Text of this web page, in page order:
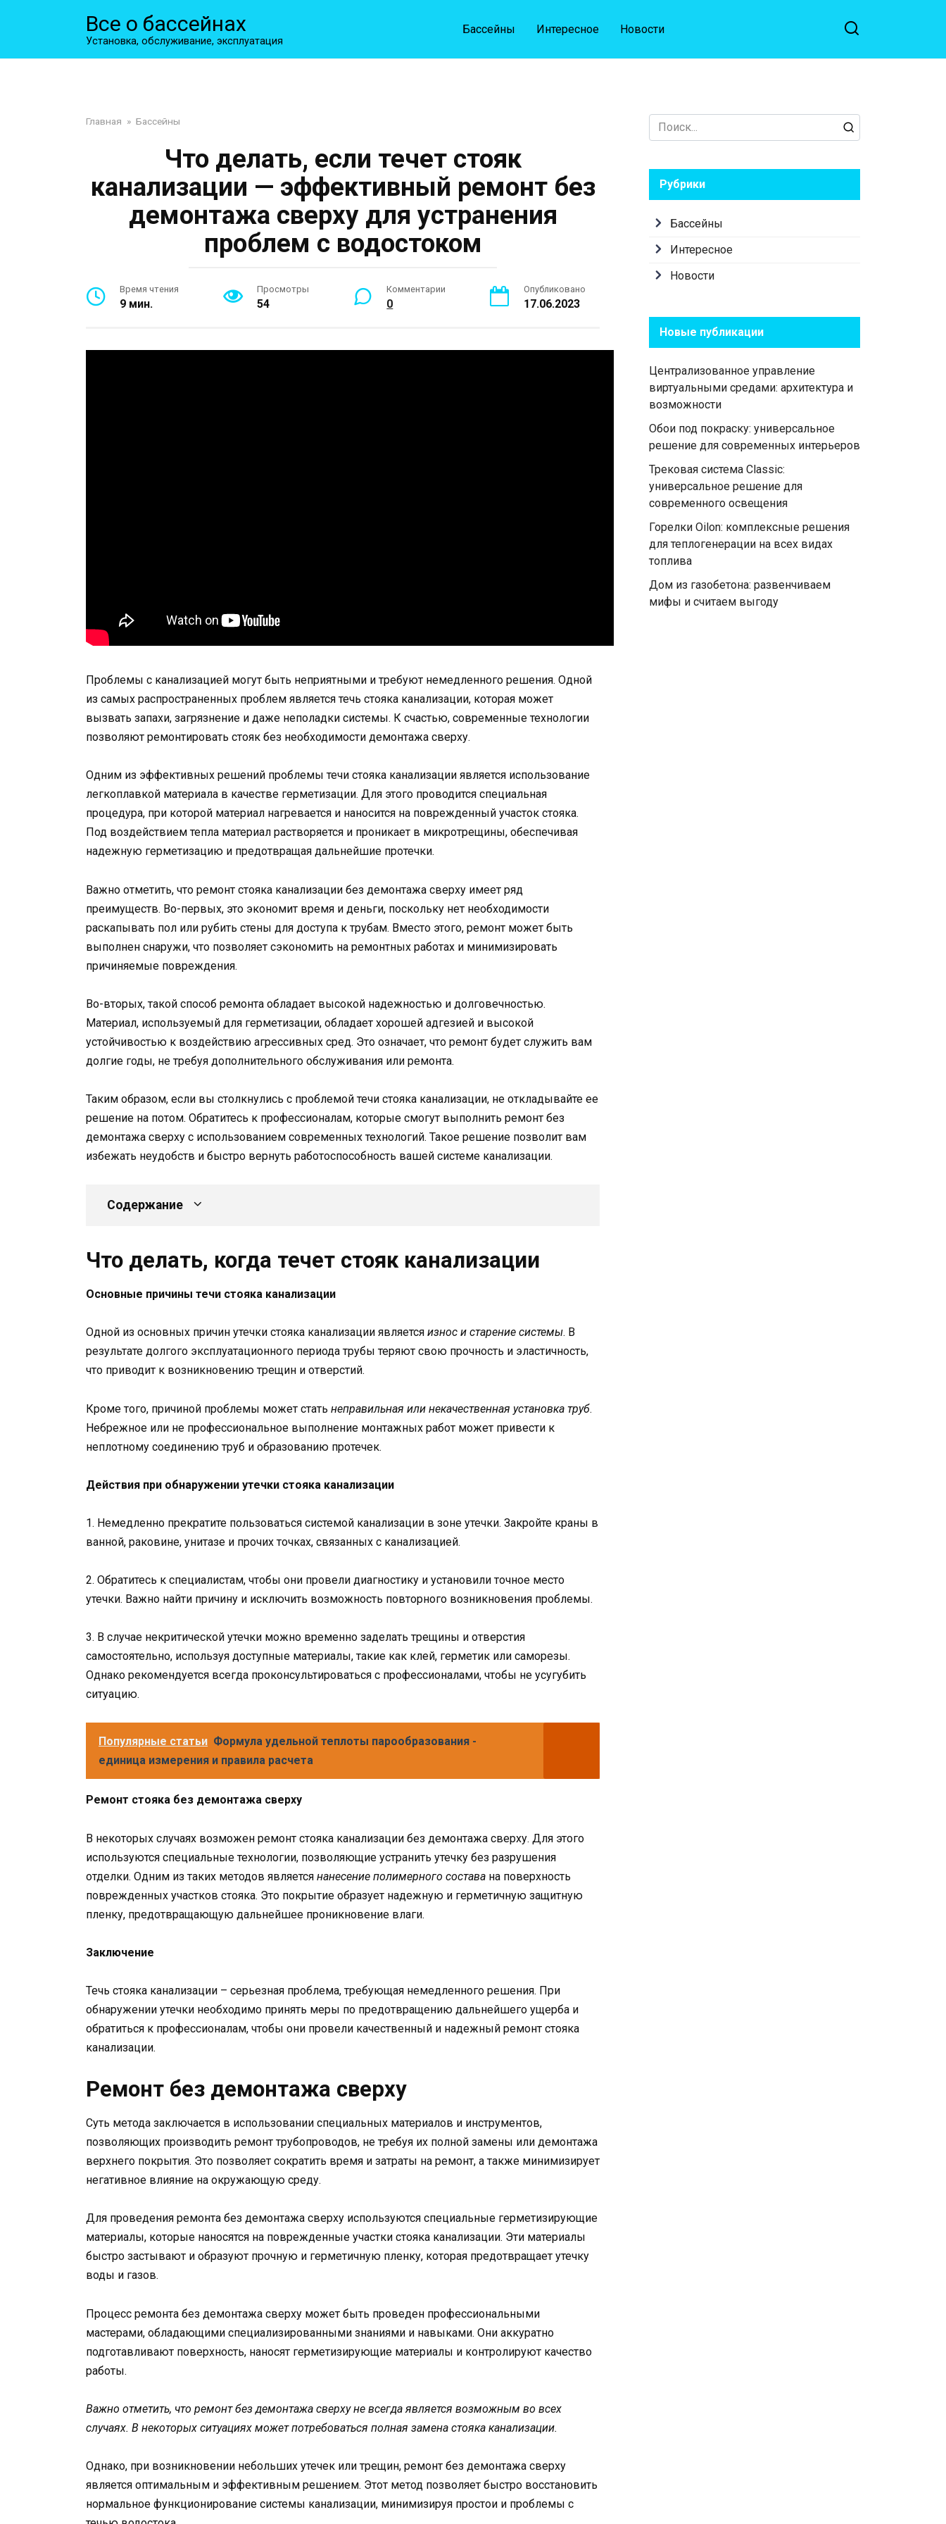
Все о бассейнах
Установка, обслуживание, эксплуатация
Бассейны Интересное Новости
Главная » Бассейны
Что делать, если течет стояк
канализации — эффективный ремонт без
демонтажа сверху для устранения
проблем с водостоком
Время чтения
9 мин.
Просмотры
54
Комментарии
0
Опубликовано
17.06.2023
Проблемы с канализацией могут быть неприятными и требуют немедленного решения. Одной
из самых распространенных проблем является течь стояка канализации, которая может
вызвать запахи, загрязнение и даже неполадки системы. К счастью, современные технологии
позволяют ремонтировать стояк без необходимости демонтажа сверху.
Одним из эффективных решений проблемы течи стояка канализации является использование
легкоплавкой материала в качестве герметизации. Для этого проводится специальная
процедура, при которой материал нагревается и наносится на поврежденный участок стояка.
Под воздействием тепла материал растворяется и проникает в микротрещины, обеспечивая
надежную герметизацию и предотвращая дальнейшие протечки.
Важно отметить, что ремонт стояка канализации без демонтажа сверху имеет ряд
преимуществ. Во-первых, это экономит время и деньги, поскольку нет необходимости
раскапывать пол или рубить стены для доступа к трубам. Вместо этого, ремонт может быть
выполнен снаружи, что позволяет сэкономить на ремонтных работах и минимизировать
причиняемые повреждения.
Во-вторых, такой способ ремонта обладает высокой надежностью и долговечностью.
Материал, используемый для герметизации, обладает хорошей адгезией и высокой
устойчивостью к воздействию агрессивных сред. Это означает, что ремонт будет служить вам
долгие годы, не требуя дополнительного обслуживания или ремонта.
Таким образом, если вы столкнулись с проблемой течи стояка канализации, не откладывайте ее
решение на потом. Обратитесь к профессионалам, которые смогут выполнить ремонт без
демонтажа сверху с использованием современных технологий. Такое решение позволит вам
избежать неудобств и быстро вернуть работоспособность вашей системе канализации.
Содержание
Что делать, когда течет стояк канализации
Основные причины течи стояка канализации
Одной из основных причин утечки стояка канализации является износ и старение системы. В
результате долгого эксплуатационного периода трубы теряют свою прочность и эластичность,
что приводит к возникновению трещин и отверстий.
Кроме того, причиной проблемы может стать неправильная или некачественная установка труб.
Небрежное или не профессиональное выполнение монтажных работ может привести к
неплотному соединению труб и образованию протечек.
Действия при обнаружении утечки стояка канализации
1. Немедленно прекратите пользоваться системой канализации в зоне утечки. Закройте краны в
ванной, раковине, унитазе и прочих точках, связанных с канализацией.
2. Обратитесь к специалистам, чтобы они провели диагностику и установили точное место
утечки. Важно найти причину и исключить возможность повторного возникновения проблемы.
3. В случае некритической утечки можно временно заделать трещины и отверстия
самостоятельно, используя доступные материалы, такие как клей, герметик или саморезы.
Однако рекомендуется всегда проконсультироваться с профессионалами, чтобы не усугубить
ситуацию.
Популярные статьи Формула удельной теплоты парообразования -
единица измерения и правила расчета
Ремонт стояка без демонтажа сверху
В некоторых случаях возможен ремонт стояка канализации без демонтажа сверху. Для этого
используются специальные технологии, позволяющие устранить утечку без разрушения
отделки. Одним из таких методов является нанесение полимерного состава на поверхность
поврежденных участков стояка. Это покрытие образует надежную и герметичную защитную
пленку, предотвращающую дальнейшее проникновение влаги.
Заключение
Течь стояка канализации – серьезная проблема, требующая немедленного решения. При
обнаружении утечки необходимо принять меры по предотвращению дальнейшего ущерба и
обратиться к профессионалам, чтобы они провели качественный и надежный ремонт стояка
канализации.
Ремонт без демонтажа сверху
Суть метода заключается в использовании специальных материалов и инструментов,
позволяющих производить ремонт трубопроводов, не требуя их полной замены или демонтажа
верхнего покрытия. Это позволяет сократить время и затраты на ремонт, а также минимизирует
негативное влияние на окружающую среду.
Для проведения ремонта без демонтажа сверху используются специальные герметизирующие
материалы, которые наносятся на поврежденные участки стояка канализации. Эти материалы
быстро застывают и образуют прочную и герметичную пленку, которая предотвращает утечку
воды и газов.
Процесс ремонта без демонтажа сверху может быть проведен профессиональными
мастерами, обладающими специализированными знаниями и навыками. Они аккуратно
подготавливают поверхность, наносят герметизирующие материалы и контролируют качество
работы.
Важно отметить, что ремонт без демонтажа сверху не всегда является возможным во всех
случаях. В некоторых ситуациях может потребоваться полная замена стояка канализации.
Однако, при возникновении небольших утечек или трещин, ремонт без демонтажа сверху
является оптимальным и эффективным решением. Этот метод позволяет быстро восстановить
нормальное функционирование системы канализации, минимизируя простои и проблемы с
Search
for:
Рубрики
Бассейны
Интересное
Новости
Новые публикации
Централизованное управление
виртуальными средами: архитектура и
возможности
Обои под покраску: универсальное
решение для современных интерьеров
Трековая система Classic:
универсальное решение для
современного освещения
Горелки Oilon: комплексные решения
для теплогенерации на всех видах
топлива
Дом из газобетона: развенчиваем
мифы и считаем выгоду